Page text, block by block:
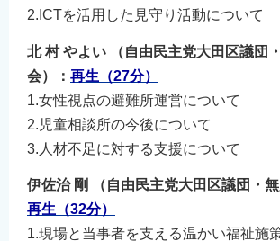
2.ICTを活用した見守り活動について
北 村 やよい （自由民主党大田区議団
会）： 再生（27分）
1.女性視点の避難所運営について
2.児童相談所の今後について
3.人材不足に対する支援について
伊佐治 剛 （自由民主党大田区議団・無
再生（32分）
1.現場と当事者を支える温かい福祉施